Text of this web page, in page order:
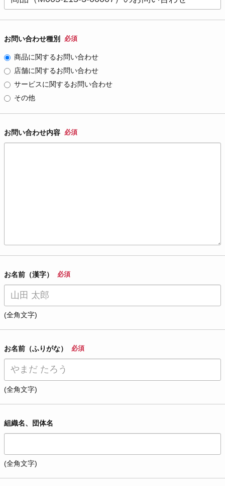
お問い合わせ種別 必須
商品に関するお問い合わせ
店舗に関するお問い合わせ
サービスに関するお問い合わせ
その他
お問い合わせ内容 必須
お名前（漢字） 必須
(全角文字)
お名前（ふりがな） 必須
(全角文字)
組織名、団体名
(全角文字)